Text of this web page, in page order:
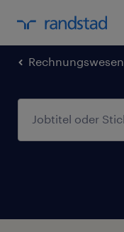
Rechnungswesen